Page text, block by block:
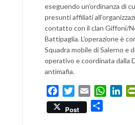
eseguendo un’ordinanza di
presunti affiliati
contatto con il clan Giffoni/
Battipaglia. L’operazione è
Squadra mobile di Salerno e
operativo e coordinata dalla
antimafia.
FacebookTwitterEmail
Post